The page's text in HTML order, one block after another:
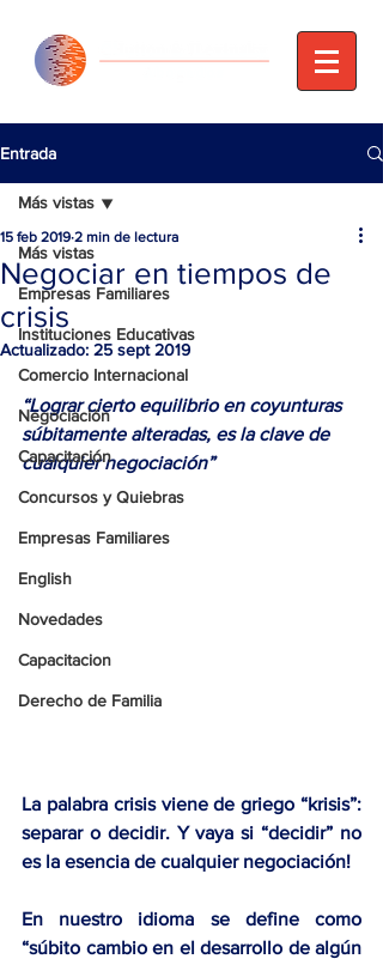
Entrada
Más vistas
Empresas Familiares
Instituciones Educativas
Comercio Internacional
Negociación
Capacitación
Concursos y Quiebras
Empresas Familiares
English
Novedades
Capacitacion
Derecho de Familia
Más vistas
Negociar en tiempos de
crisis
15 feb 2019 2 min de lectura
Actualizado: 25 sept 2019
“Lograr cierto equilibrio en coyunturas
súbitamente alteradas, es la clave de
cualquier negociación”
La palabra crisis viene de griego “krisis”:
separar o decidir. Y vaya si “decidir” no
es la esencia de cualquier negociación!
En nuestro idioma se define como
“súbito cambio en el desarrollo de algún